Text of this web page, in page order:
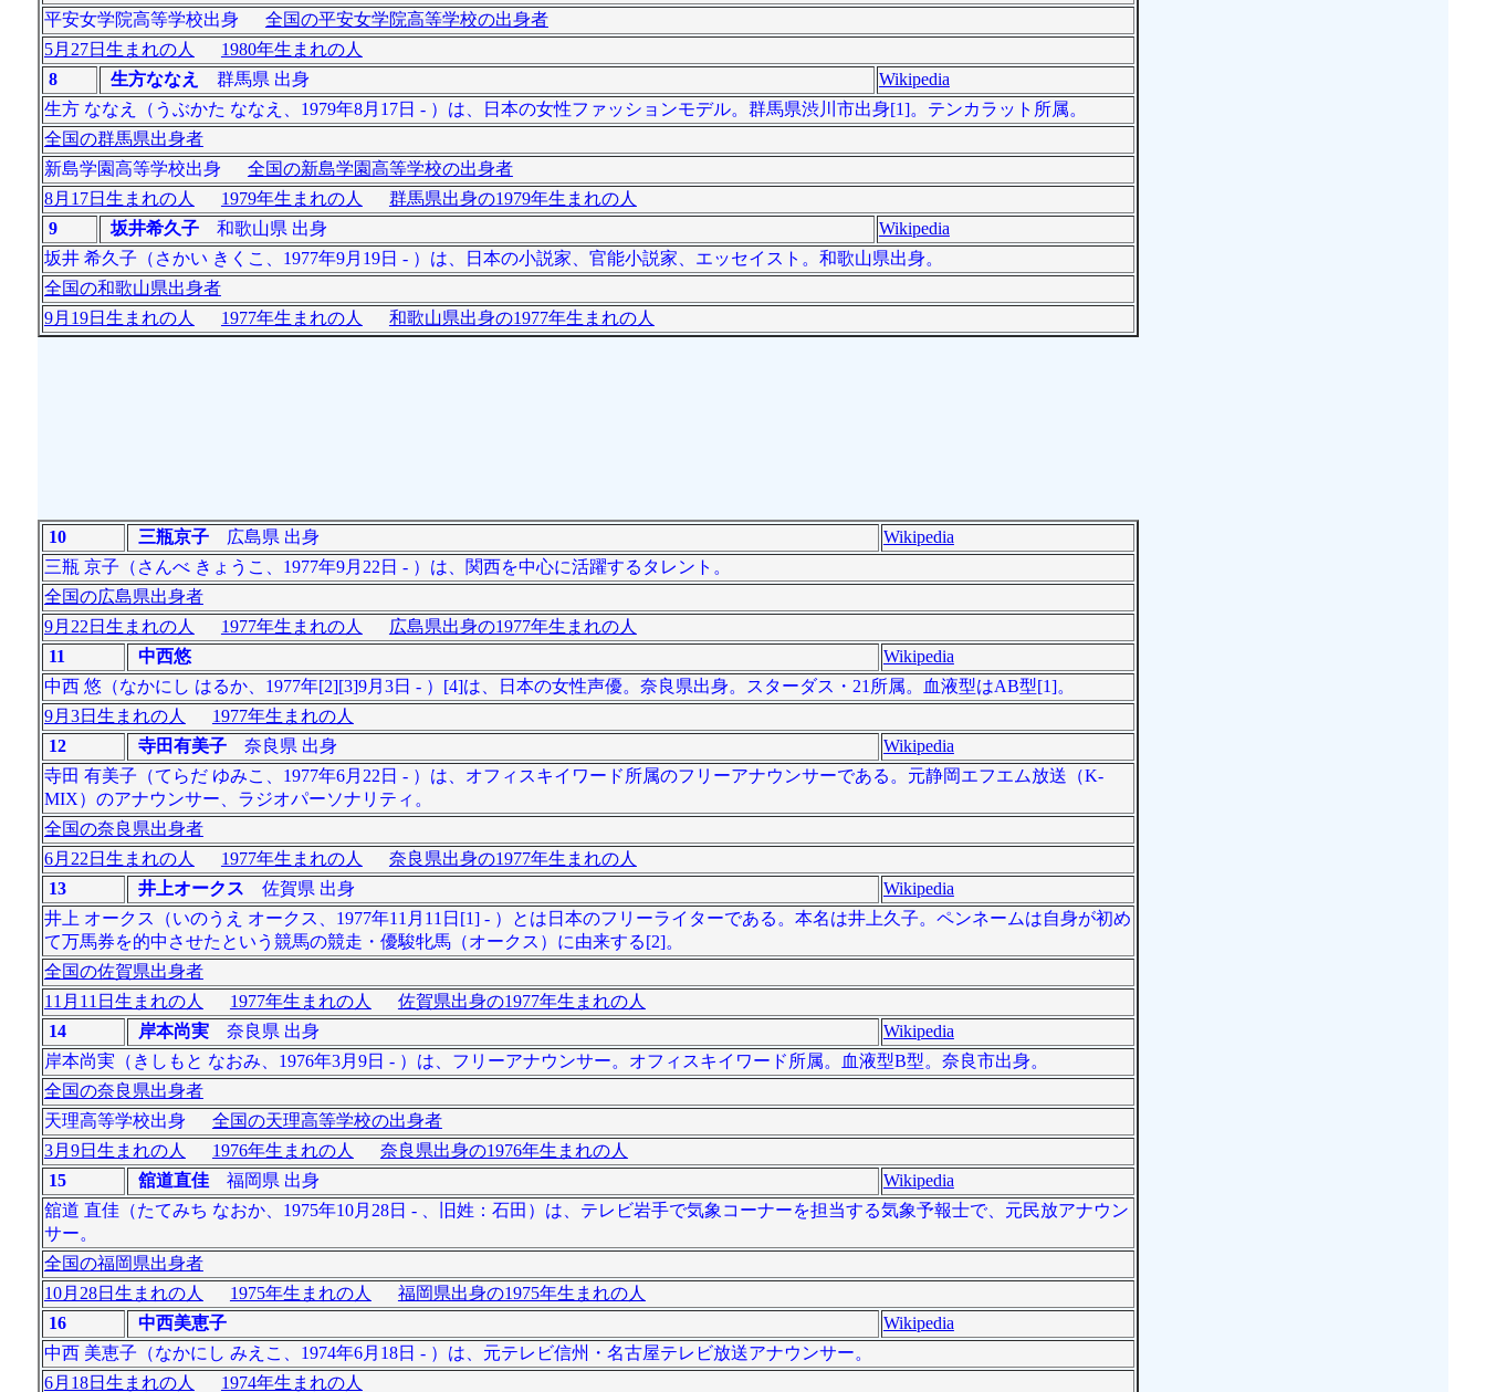
平安女学院高等学校出身 全国の平安女学院高等学校の出身者
5月27日生まれの人
1980年生まれの人
8
生方ななえ 群馬県 出身
Wikipedia
生方 ななえ（うぶかた ななえ、1979年8月17日 - ）は、日本の女性ファッションモデル。群馬県渋川市出身[1]。テンカラット所属。
全国の群馬県出身者
新島学園高等学校出身 全国の新島学園高等学校の出身者
8月17日生まれの人
1979年生まれの人
群馬県出身の1979年生まれの人
9
坂井希久子和歌山県 出身
Wikipedia
坂井 希久子（さかい きくこ、1977年9月19日 - ）は、日本の小説家、官能小説家、エッセイスト。和歌山県出身。
全国の和歌山県出身者
9月19日生まれの人
1977年生まれの人 和歌山県出身の1977年生まれの人
10 三瓶京子広島県 出身
Wikipedia
三瓶 京子（さんべ きょうこ、1977年9月22日 - ）は、関西を中心に活躍するタレント。
全国の広島県出身者
9月22日生まれの人
1977年生まれの人
広島県出身の1977年生まれの人
11
中西悠
Wikipedia
中西 悠（なかにし はるか、1977年[2][3]9月3日 - ）[4]は、日本の女性声優。奈良県出身。スターダス・21所属。血液型はAB型[1]。
9月3日生まれの人
1977年生まれの人
12
寺田有美子奈良県 出身
Wikipedia
寺田 有美子（てらだ ゆみこ、1977年6月22日 - ）は、オフィスキイワード所属のフリーアナウンサーである。元静岡エフエム放送（K-
MIX）のアナウンサー、ラジオパーソナリティ。
全国の奈良県出身者
6月22日生まれの人
1977年生まれの人
奈良県出身の1977年生まれの人
13
井上オークス 佐賀県 出身
Wikipedia
井上 オークス（いのうえ オークス、1977年11月11日[1] - ）とは日本のフリーライターである。本名は井上久子。ペンネームは自身が初め
て万馬券を的中させたという競馬の競走・優駿牝馬（オークス）に由来する[2]。
全国の佐賀県出身者
11月11日生まれの人
1977年生まれの人
佐賀県出身の1977年生まれの人
14
岸本尚実奈良県 出身
Wikipedia
岸本尚実（きしもと なおみ、1976年3月9日 - ）は、フリーアナウンサー。オフィスキイワード所属。血液型B型。奈良市出身。
全国の奈良県出身者
天理高等学校出身 全国の天理高等学校の出身者
3月9日生まれの人
1976年生まれの人
奈良県出身の1976年生まれの人
15
舘道直佳福岡県 出身
Wikipedia
舘道 直佳（たてみち なおか、1975年10月28日 - 、旧姓：石田）は、テレビ岩手で気象コーナーを担当する気象予報士で、元民放アナウン
サー。
全国の福岡県出身者
10月28日生まれの人
1975年生まれの人
福岡県出身の1975年生まれの人
16
中西美恵子
Wikipedia
中西 美恵子（なかにし みえこ、1974年6月18日 - ）は、元テレビ信州・名古屋テレビ放送アナウンサー。
6月18日生まれの人
1974年生まれの人